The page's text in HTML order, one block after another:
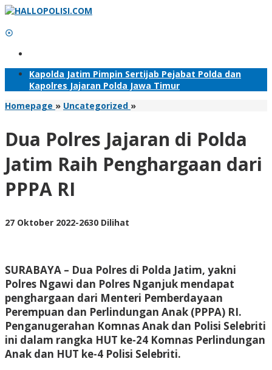
Lewati
konten
Kapolda Jatim Pimpin Sertijab Pejabat Polda dan
Kapolres Jajaran Polda Jawa Timur
Homepage » Uncategorized »Dua
di
Jatim
Raih
Dua Polres Jajaran di Polda
Jatim Raih Penghargaan dari
PPPA RI
27 Oktober 2022oleh
-2630 Dilihat
SURABAYA – Dua Polres di Polda Jatim, yakni
Polres Ngawi dan Polres Nganjuk mendapat
penghargaan dari Menteri Pemberdayaan
Perempuan dan Perlindungan Anak (PPPA) RI.
Penganugerahan Komnas Anak dan Polisi Selebriti
ini dalam rangka HUT ke-24 Komnas Perlindungan
Anak dan HUT ke-4 Polisi Selebriti.